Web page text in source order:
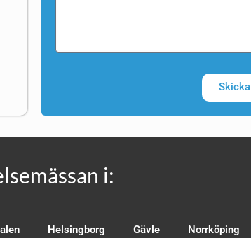
Skicka
i:
Helsingborg Gävle Norrköping